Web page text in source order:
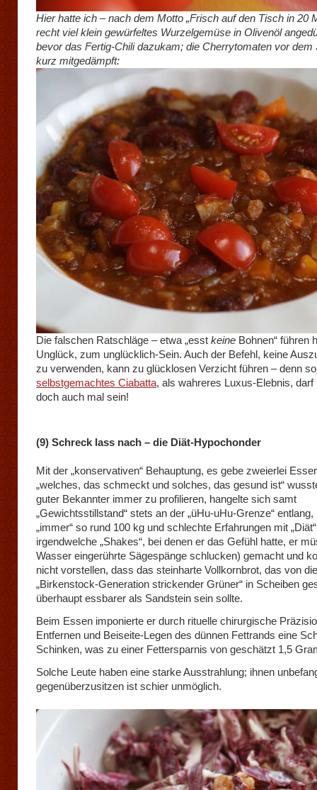
Hier hatte ich – nach dem Motto „Frisch auf den Tisch in 20
recht viel klein gewürfeltes Wurzelgemüse in Olivenöl
bevor das Fertig-Chili dazukam; die Cherrytomaten vor dem
kurz mitgedämpft:
Die falschen Ratschläge – etwa „esst keine Bohnen“ führen
Unglück, zum unglücklich-Sein. Auch der Befehl, keine
zu verwenden, kann zu glücklosen Verzicht führen – denn so
selbstgemachtes Ciabatta, als wahreres Luxus-Elebnis,
doch auch mal sein!
(9) Schreck lass nach – die Diät-Hypochonder
Mit der „konservativen“ Behauptung, es gebe zweierlei
„welches, das schmeckt und solches, das gesund ist“
guter Bekannter immer zu profilieren, hangelte sich samt
„Gewichtsstillstand“ stets an der „üHu-uHu-Grenze“
„immer“ so rund 100 kg und schlechte Erfahrungen mit
irgendwelche „Shakes“, bei denen er das Gefühl hatte, er
Wasser eingerührte Sägespänge schlucken) gemacht und
nicht vorstellen, dass das steinharte Vollkornbrot, das von
„Birkenstock-Generation strickender Grüner“ in Scheiben
überhaupt essbarer als Sandstein sein sollte.
Beim Essen imponierte er durch rituelle chirurgische
Entfernen und Beiseite-Legen des dünnen Fettrands eine
Schinken, was zu einer Fettersparnis von geschätzt 1,5
Solche Leute haben eine starke Ausstrahlung; ihnen
gegenüberzusitzen ist schier unmöglich.